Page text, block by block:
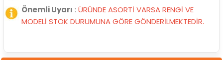
Önemli Uyarı : ÜRÜNDE ASORTİ VARSA RENGİ VE
MODELİ STOK DURUMUNA GÖRE GÖNDERİLMEKTEDİR.